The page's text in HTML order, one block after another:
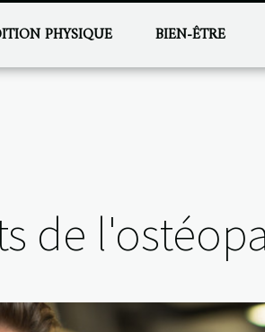
PHYSIQUE BIEN-ÊTRE
de